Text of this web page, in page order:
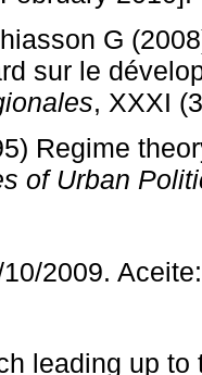
G
sur le
, XXXI
Regime
of Urban
2009.
leading up